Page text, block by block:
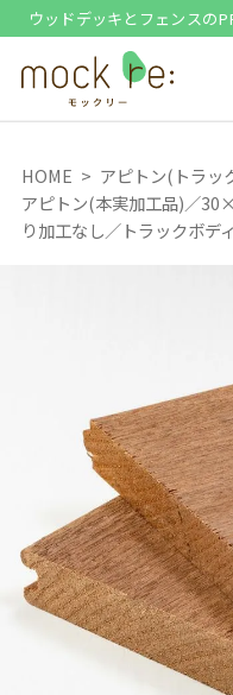
ウッドデッキとフェンスの
HOME
アピトン(トラッ
アピトン(本実加工品)／
り加工なし／トラックボデ